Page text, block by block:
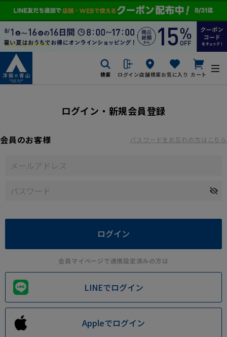
検索 ログイン店舗検索お気に入り カート
ログイン・新規会員登録
会員のお客様 パスワードをお忘れの方はこちら
会員マイページで連携設定済みの方は
LINEでログイン
Appleでログイン